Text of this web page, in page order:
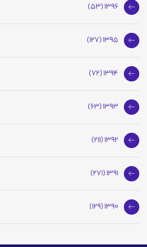
1396 (53)
1395 (127)
1394 (72)
1393 (63)
1392 (211)
1391 (271)
1390 (129)